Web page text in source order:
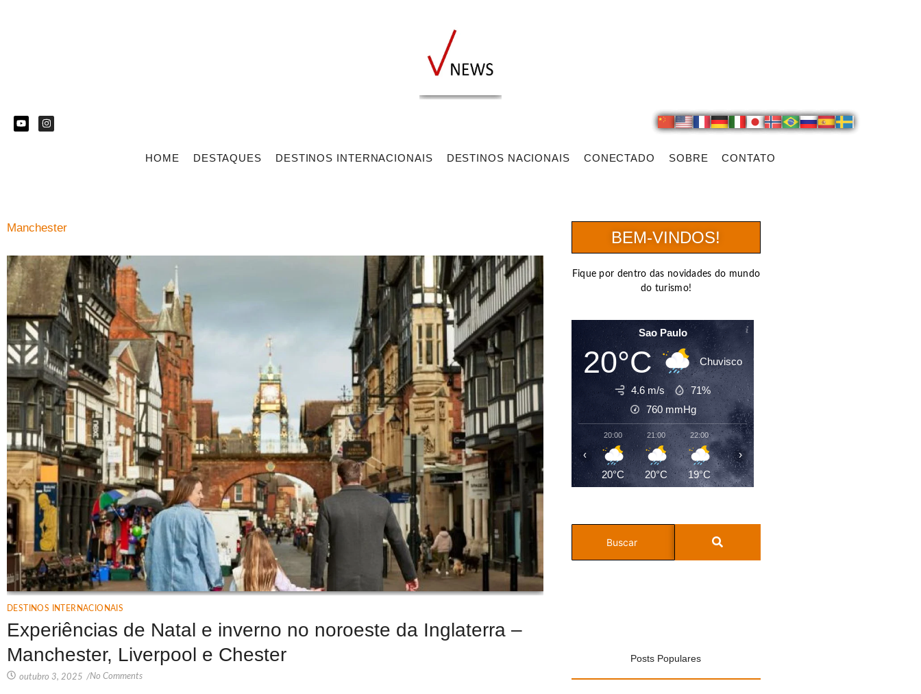
HOME DESTAQUES DESTINOS INTERNACIONAIS DESTINOS NACIONAIS CONECTADO SOBRE CONTATO
Manchester
DESTINOS INTERNACIONAIS
Experiências de Natal e inverno no noroeste da Inglaterra –
Manchester, Liverpool e Chester
outubro 3, 2025 /No Comments
BEM-VINDOS!
Fique por dentro das novidades do mundo
do turismo!
Sao Paulo
20°C Chuvisco
4.6 m/s
71%
760 mmHg
20:00
20°C
21:00
20°C
22:00
19°C
23:00
18°C
‹ ›
Posts Populares